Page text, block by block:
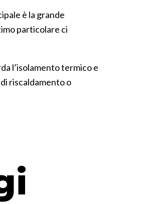
è la grande
particolare ci
l’isolamento termico e
riscaldamento o